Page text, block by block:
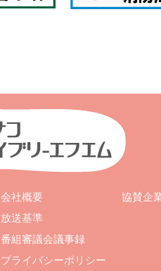
会社概要
放送基準
番組審議会議事録
プライバシーポリシー
協賛企